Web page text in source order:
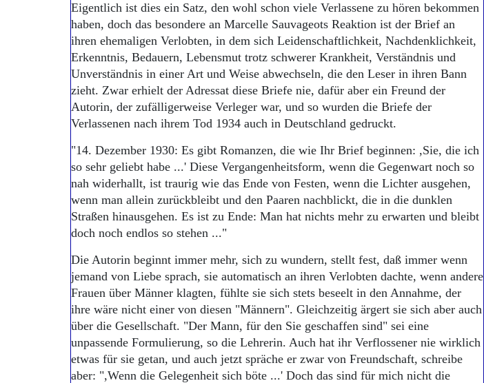
Eigentlich ist dies ein Satz, den wohl schon viele Verlassene zu hören bekommen
haben, doch das besondere an Marcelle Sauvageots Reaktion ist der Brief an
ihren ehemaligen Verlobten, in dem sich Leidenschaftlichkeit, Nachdenklichkeit,
Erkenntnis, Bedauern, Lebensmut trotz schwerer Krankheit, Verständnis und
Unverständnis in einer Art und Weise abwechseln, die den Leser in ihren Bann
zieht. Zwar erhielt der Adressat diese Briefe nie, dafür aber ein Freund der
Autorin, der zufälligerweise Verleger war, und so wurden die Briefe der
Verlassenen nach ihrem Tod 1934 auch in Deutschland gedruckt.
"14. Dezember 1930: Es gibt Romanzen, die wie Ihr Brief beginnen: ,Sie, die ich
so sehr geliebt habe ...' Diese Vergangenheitsform, wenn die Gegenwart noch so
nah widerhallt, ist traurig wie das Ende von Festen, wenn die Lichter ausgehen,
wenn man allein zurückbleibt und den Paaren nachblickt, die in die dunklen
Straßen hinausgehen. Es ist zu Ende: Man hat nichts mehr zu erwarten und bleibt
doch noch endlos so stehen ..."
Die Autorin beginnt immer mehr, sich zu wundern, stellt fest, daß immer wenn
jemand von Liebe sprach, sie automatisch an ihren Verlobten dachte, wenn andere
Frauen über Männer klagten, fühlte sie sich stets beseelt in den Annahme, der
ihre wäre nicht einer von diesen "Männern". Gleichzeitig ärgert sie sich aber auch
über die Gesellschaft. "Der Mann, für den Sie geschaffen sind" sei eine
unpassende Formulierung, so die Lehrerin. Auch hat ihr Verflossener nie wirklich
etwas für sie getan, und auch jetzt spräche er zwar von Freundschaft, schreibe
aber: ",Wenn die Gelegenheit sich böte ...' Doch das sind für mich nicht die